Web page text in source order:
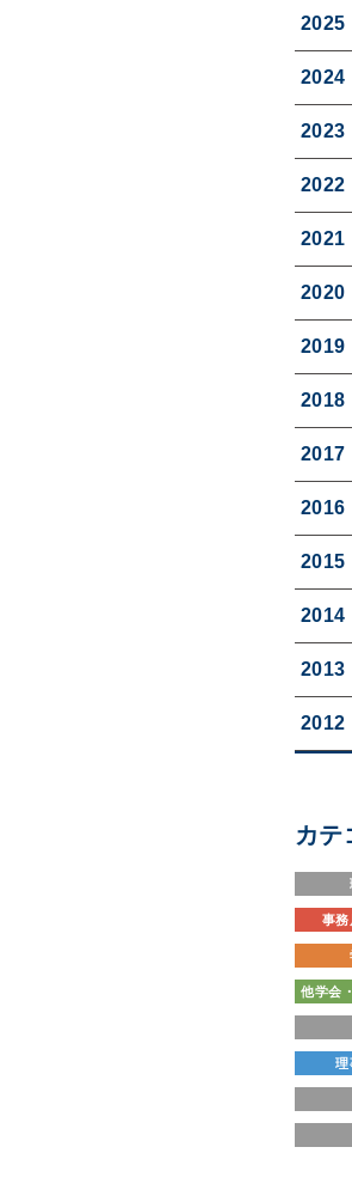
2025
2024
2023
2022
2021
2020
2019
2018
2017
2016
2015
2014
2013
2012
カテ
事務
他学会
理